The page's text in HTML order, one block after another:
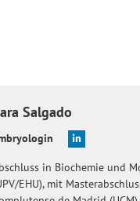
Salgado
in Biochemie und
EHU), mit